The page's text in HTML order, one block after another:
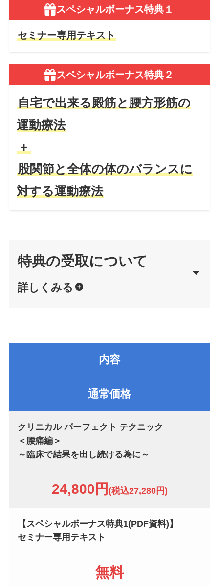
スペシャルボーナス特典１
セミナー専用テキスト
スペシャルボーナス特典２
自宅で出来る殿筋と腰方形筋の
運動療法
＋
股関節と全体の体のバランスに
対する運動療法
特典の受取について
詳しくみる
内容
通常価格
クリニカル パーフェクト テクニック
＜腰痛編＞
～臨床で結果を出し続ける為に～
24,800円 (税込27,280円)
【スペシャルボーナス特典1(PDF資料)】
セミナー専用テキスト
無料